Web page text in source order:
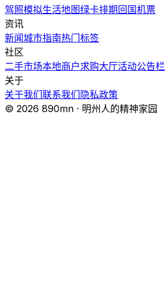
驾照模拟生活地图绿卡排期回国机票
资讯
新闻城市指南热门标签
社区
二手市场本地商户求购大厅活动公告栏
关于
关于我们联系我们隐私政策
© 2026 890mn · 明州人的精神家园